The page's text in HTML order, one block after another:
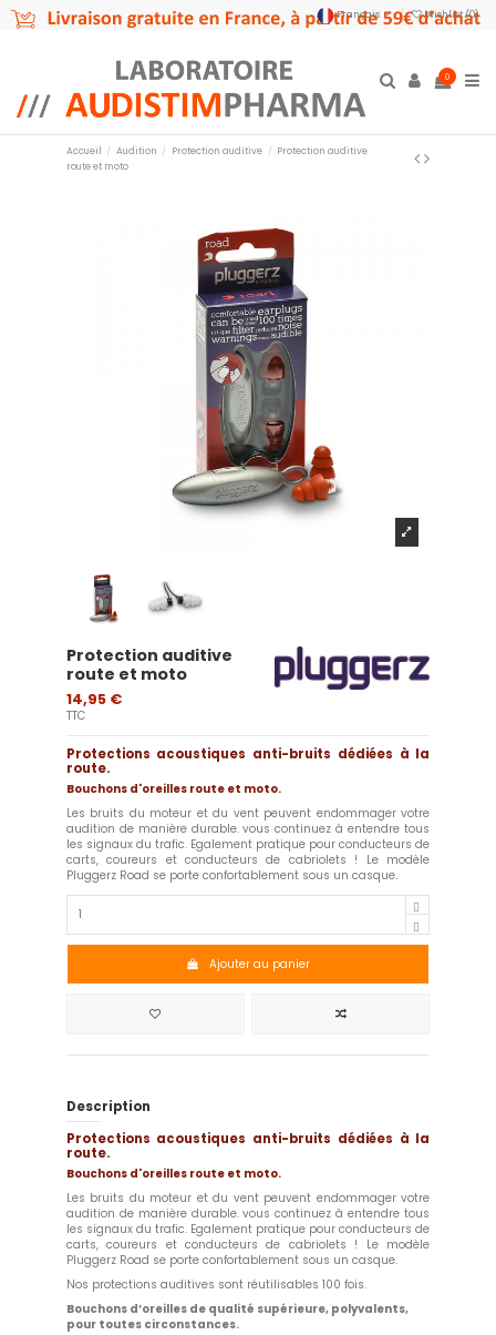
Français Wishlist (0)
0
Accueil Audition Protection auditive
Protection auditive
route et moto
Protection auditive
route et moto
14,95 €
TTC
Protections acoustiques anti-bruits dédiées à la
route.
Bouchons d'oreilles route et moto.
Les bruits du moteur et du vent peuvent endommager votre
audition de manière durable. vous continuez à entendre tous
les signaux du trafic. Egalement pratique pour conducteurs de
carts, coureurs et conducteurs de cabriolets ! Le modèle
Pluggerz Road se porte confortablement sous un casque.
Ajouter au panier
Description
Protections acoustiques anti-bruits dédiées à la
route.
Bouchons d'oreilles route et moto.
Les bruits du moteur et du vent peuvent endommager votre
audition de manière durable. vous continuez à entendre tous
les signaux du trafic. Egalement pratique pour conducteurs de
carts, coureurs et conducteurs de cabriolets ! Le modèle
Pluggerz Road se porte confortablement sous un casque.
Nos protections auditives sont réutilisables 100 fois.
Bouchons d’oreilles de qualité supérieure, polyvalents,
pour toutes circonstances.